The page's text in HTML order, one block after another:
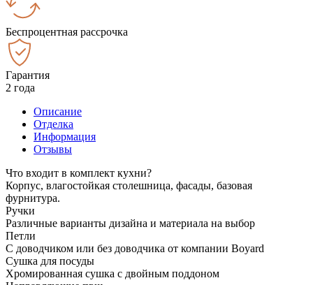
Беспроцентная рассрочка
Гарантия
2 года
Описание
Отделка
Информация
Отзывы
Что входит в комплект кухни?
Корпус, влагостойкая столешница, фасады, базовая
фурнитура.
Ручки
Различные варианты дизайна и материала на выбор
Петли
С доводчиком или без доводчика от компании Boyard
Сушка для посуды
Хромированная сушка с двойным поддоном